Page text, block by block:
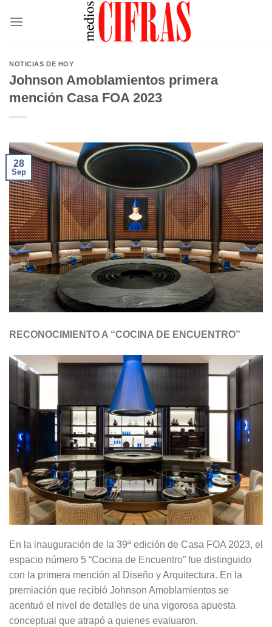
NOTICIAS DE HOY
Johnson Amoblamientos primera
mención Casa FOA 2023
28
Sep
RECONOCIMIENTO A “COCINA DE ENCUENTRO”
En la inauguración de la 39ª edición de Casa FOA 2023, el
espacio número 5 “Cocina de Encuentro” fue distinguido
con la primera mención al Diseño y Arquitectura. En la
premiación que recibió Johnson Amoblamientos se
acentuó el nivel de detalles de una vigorosa apuesta
conceptual que atrapó a quienes evaluaron.